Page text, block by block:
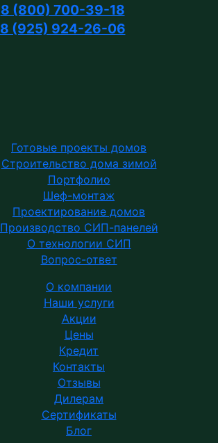
8 (800) 700-39-18
8 (925) 924-26-06
Готовые проекты домов
Строительство дома зимой
Портфолио
Шеф-монтаж
Проектирование домов
Производство СИП-панелей
О технологии СИП
Вопрос-ответ
О компании
Наши услуги
Акции
Цены
Кредит
Контакты
Отзывы
Дилерам
Сертификаты
Блог